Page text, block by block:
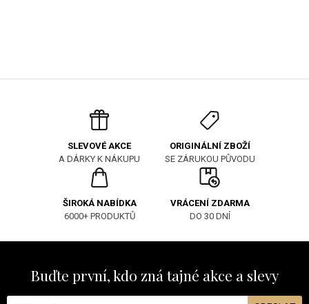
SLEVOVÉ AKCE
A DÁRKY K NÁKUPU
ORIGINÁLNÍ ZBOŽÍ
SE ZÁRUKOU PŮVODU
ŠIROKÁ NABÍDKA
6000+ PRODUKTŮ
VRÁCENÍ ZDARMA
DO 30 DNÍ
Buďte první, kdo zná tajné akce a slevy